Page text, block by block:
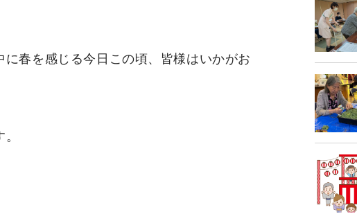
春を感じる今日この頃、
皆様はいかがお